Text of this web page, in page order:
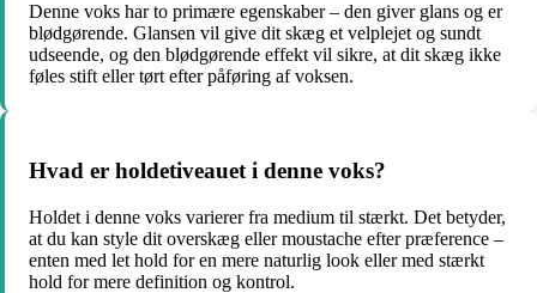
Denne voks har to primære egenskaber – den giver glans og er
blødgørende. Glansen vil give dit skæg et velplejet og sundt
udseende, og den blødgørende effekt vil sikre, at dit skæg ikke
føles stift eller tørt efter påføring af voksen.
Hvad er holdetiveauet i denne voks?
Holdet i denne voks varierer fra medium til stærkt. Det betyder,
at du kan style dit overskæg eller moustache efter præference –
enten med let hold for en mere naturlig look eller med stærkt
hold for mere definition og kontrol.